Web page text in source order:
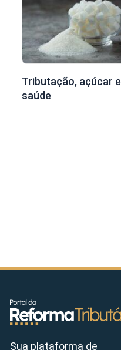
Tributação, açúcar e
saúde
Sua plataforma de